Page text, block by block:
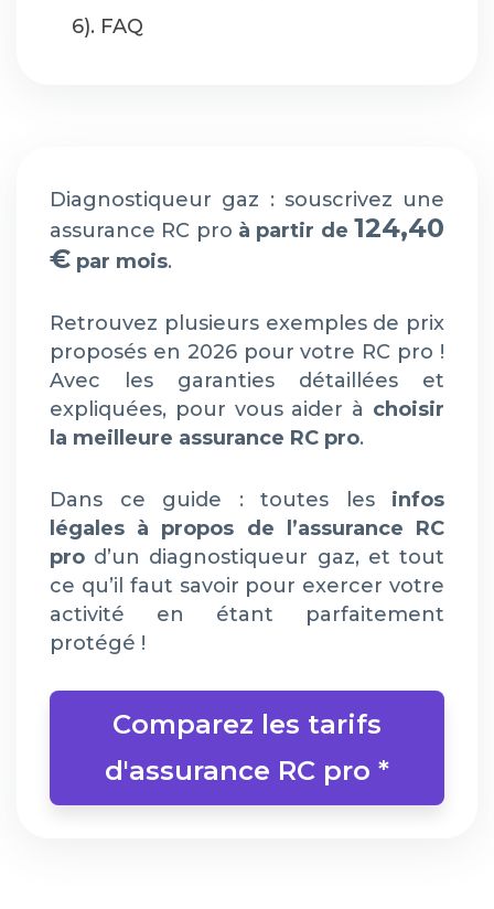
6). FAQ
Diagnostiqueur gaz : souscrivez une
assurance RC pro à partir de 124,40
€ par mois.
Retrouvez plusieurs exemples de prix
proposés en 2026 pour votre RC pro !
Avec les garanties détaillées et
expliquées, pour vous aider à choisir
la meilleure assurance RC pro.
Dans ce guide : toutes les infos
légales à propos de l’assurance RC
pro d’un diagnostiqueur gaz, et tout
ce qu’il faut savoir pour exercer votre
activité en étant parfaitement
protégé !
Comparez les tarifs
d'assurance RC pro *